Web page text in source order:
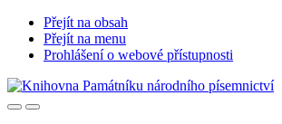
Přejít na obsah
Přejít na menu
Prohlášení o webové přístupnosti